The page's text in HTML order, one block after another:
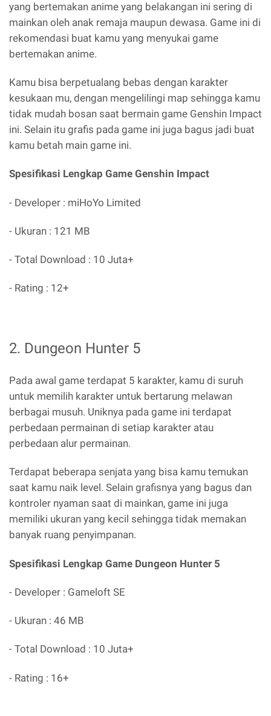
yang bertemakan anime yang belakangan ini sering di
mainkan oleh anak remaja maupun dewasa. Game ini di
rekomendasi buat kamu yang menyukai game
bertemakan anime.
Kamu bisa berpetualang bebas dengan karakter
kesukaan mu, dengan mengelilingi map sehingga kamu
tidak mudah bosan saat bermain game Genshin Impact
ini. Selain itu grafis pada game ini juga bagus jadi buat
kamu betah main game ini.
Spesifikasi Lengkap Game Genshin Impact
- Developer : miHoYo Limited
- Ukuran : 121 MB
- Total Download : 10 Juta+
- Rating : 12+
2. Dungeon Hunter 5
Pada awal game terdapat 5 karakter, kamu di suruh
untuk memilih karakter untuk bertarung melawan
berbagai musuh. Uniknya pada game ini terdapat
perbedaan permainan di setiap karakter atau
perbedaan alur permainan.
Terdapat beberapa senjata yang bisa kamu temukan
saat kamu naik level. Selain grafisnya yang bagus dan
kontroler nyaman saat di mainkan, game ini juga
memiliki ukuran yang kecil sehingga tidak memakan
banyak ruang penyimpanan.
Spesifikasi Lengkap Game Dungeon Hunter 5
- Developer : Gameloft SE
- Ukuran : 46 MB
- Total Download : 10 Juta+
- Rating : 16+